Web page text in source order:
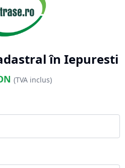
în Iepuresti
(TVA inclus)